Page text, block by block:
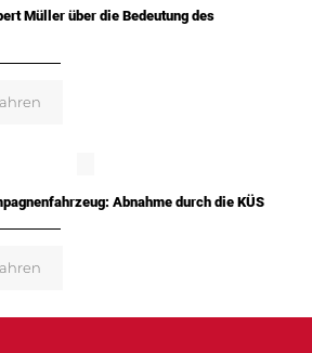
Müller über die Bedeutung des
Abnahme durch die KÜS